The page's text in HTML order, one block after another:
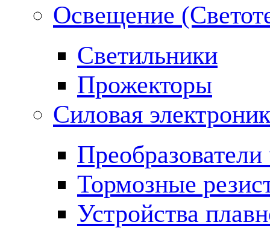
Освещение
Светильники
Прожекторы
Силовая
Преобразователи
Тормозные
Устройства